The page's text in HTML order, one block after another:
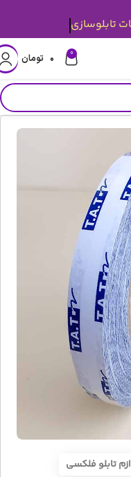
0 ۰ تومان
تابلو فلکسی
تابلوسازی